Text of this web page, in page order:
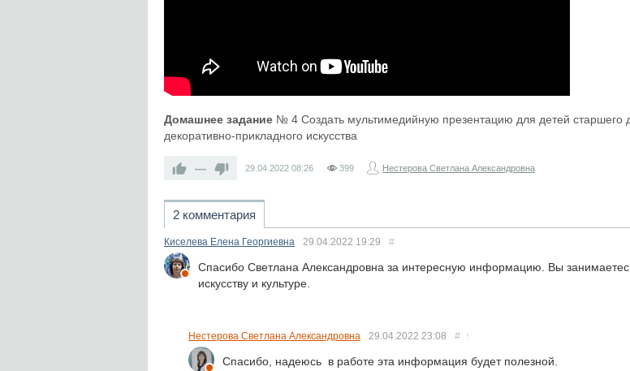
Домашнее задание № 4 Создать мультимедийную презентацию для детей старшего
декоративно-прикладного искусства
— 29.04.2022 08:26 399 Нестерова Светлана Александровна
2 комментария
Киселева Елена Георгиевна 29.04.2022 19:29 #
Спасибо Светлана Александровна за интересную информацию. Вы
искусству и культуре.
Нестерова Светлана Александровна 29.04.2022 23:08 # ↑
Спасибо, надеюсь в работе эта информация будет полезной.